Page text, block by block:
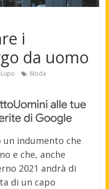
i
da uomo
Moda
un indumento che
e che, anche
2021 andrà di
di un capo